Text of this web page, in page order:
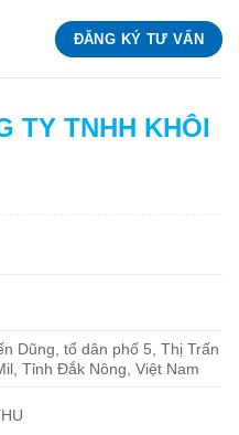
ĐĂNG KÝ TƯ VẤN
TY TNHH KHÔI
Dũng, tổ dân phố 5, Thị Trấn
Tỉnh Đắk Nông, Việt Nam